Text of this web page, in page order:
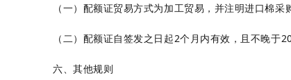
（一）配额证贸易方式为加工贸易，并注明进口棉采
（二）配额证自签发之日起2个月内有效，且不晚于
六、其他规则